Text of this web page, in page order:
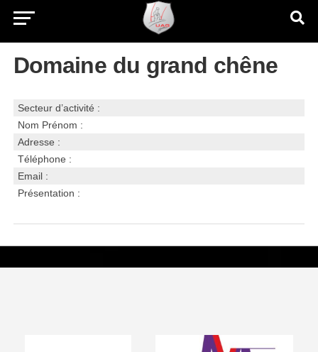
Domaine du grand chêne
Secteur d’activité :
Nom Prénom :
Adresse :
Téléphone :
Email :
Présentation :